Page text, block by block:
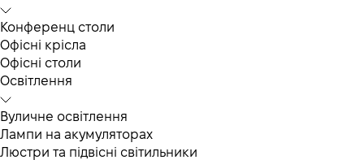
Конференц столи
Офісні крісла
Офісні столи
Освітлення
Вуличне освітлення
Лампи на акумуляторах
Люстри та підвісні світильники